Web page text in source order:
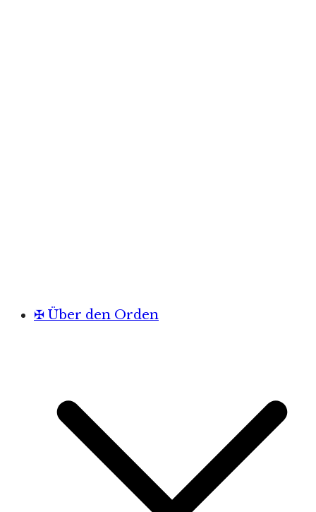
✠ Über den Orden